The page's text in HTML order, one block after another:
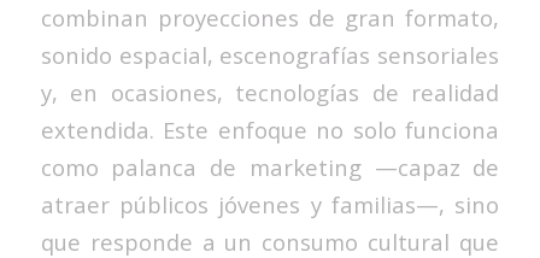
combinan proyecciones de gran formato,
sonido espacial, escenografías sensoriales
y, en ocasiones, tecnologías de realidad
extendida. Este enfoque no solo funciona
como palanca de marketing —capaz de
atraer públicos jóvenes y familias—, sino
que responde a un consumo cultural que